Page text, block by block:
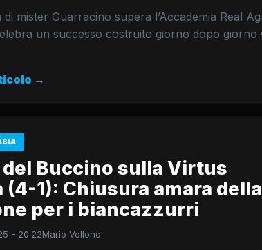
di mister Guarracino supera l’Accademia Real
un successo costruito giorno dopo giorno
→
del Buccino sulla Virtus
(4-1): Chiusura amara della
per i biancazzurri
- 20:22Mario Vollono